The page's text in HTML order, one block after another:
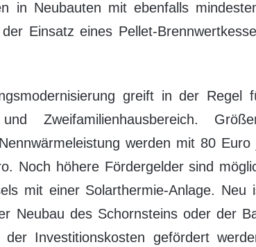
in Neubauten mit ebenfalls
Einsatz eines Pellet-
greift in der Regel
Zweifamilienhausbereich.
werden mit 80 Euro
Noch höhere Fördergelder sind
mit einer Solarthermie-Anlage. Neu
Neubau des Schornsteins oder der
Investitionskosten gefördert